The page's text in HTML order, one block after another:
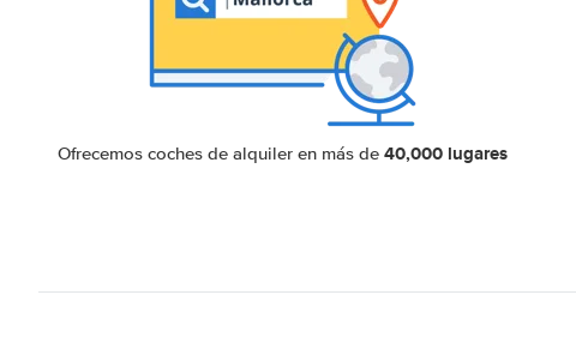
Ofrecemos coches de alquiler en más de 40,000 lugares